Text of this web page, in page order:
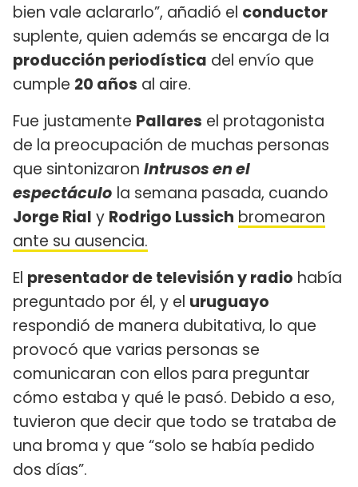
bien vale aclararlo”, añadió el conductor
suplente, quien además se encarga de la
producción periodística del envío que
cumple 20 años al aire.
Fue justamente Pallares el protagonista
de la preocupación de muchas personas
que sintonizaron Intrusos en el
espectáculo la semana pasada, cuando
Jorge Rial y Rodrigo Lussich bromearon
ante su ausencia.
El presentador de televisión y radio había
preguntado por él, y el uruguayo
respondió de manera dubitativa, lo que
provocó que varias personas se
comunicaran con ellos para preguntar
cómo estaba y qué le pasó. Debido a eso,
tuvieron que decir que todo se trataba de
una broma y que “solo se había pedido
dos días”.